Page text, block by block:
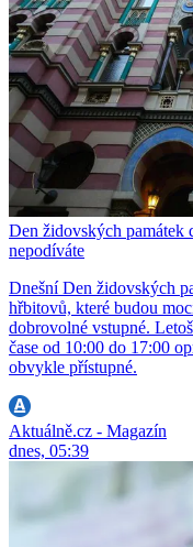
Den židovských památek
nepodíváte
Dnešní Den židovských
hřbitovů, které budou
dobrovolné vstupné.
čase od 10:00 do 17:00
obvykle přístupné.
Aktuálně.cz - Magazín
dnes, 05:39